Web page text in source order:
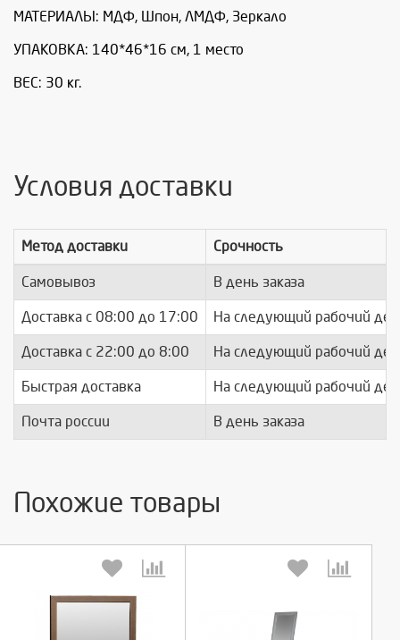
МАТЕРИАЛЫ: МДФ, Шпон, ЛМДФ, Зеркало
УПАКОВКА: 140*46*16 см, 1 место
ВЕС: 30 кг.
Условия доставки
Метод доставки Срочность
Самовывоз В день заказа
Доставка c 08:00 до 17:00 На следующий рабочий
Доставка с 22:00 до 8:00 На следующий рабочий
Быстрая доставка На следующий рабочий
Почта россии В день заказа
Похожие товары